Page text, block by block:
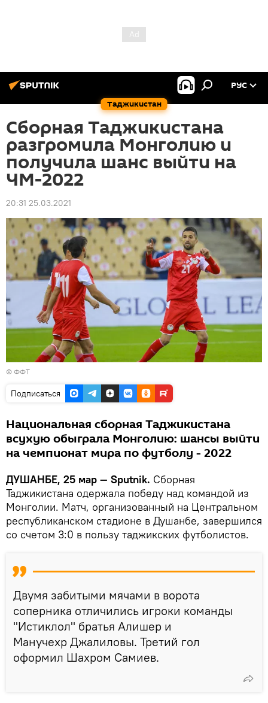
Таджикистан
РУС
Сборная Таджикистана
разгромила Монголию и
получила шанс выйти на
ЧМ-2022
20:31 25.03.2021
© ФФТ
Подписаться
Национальная сборная Таджикистана
всухую обыграла Монголию: шансы выйти
на чемпионат мира по футболу - 2022
ДУШАНБЕ, 25 мар — Sputnik. Сборная
Таджикистана одержала победу над командой из
Монголии. Матч, организованный на Центральном
республиканском стадионе в Душанбе, завершился
со счетом 3:0 в пользу таджикских футболистов.
Двумя забитыми мячами в ворота
соперника отличились игроки команды
"Истиклол" братья Алишер и
Манучехр Джалиловы. Третий гол
оформил Шахром Самиев.